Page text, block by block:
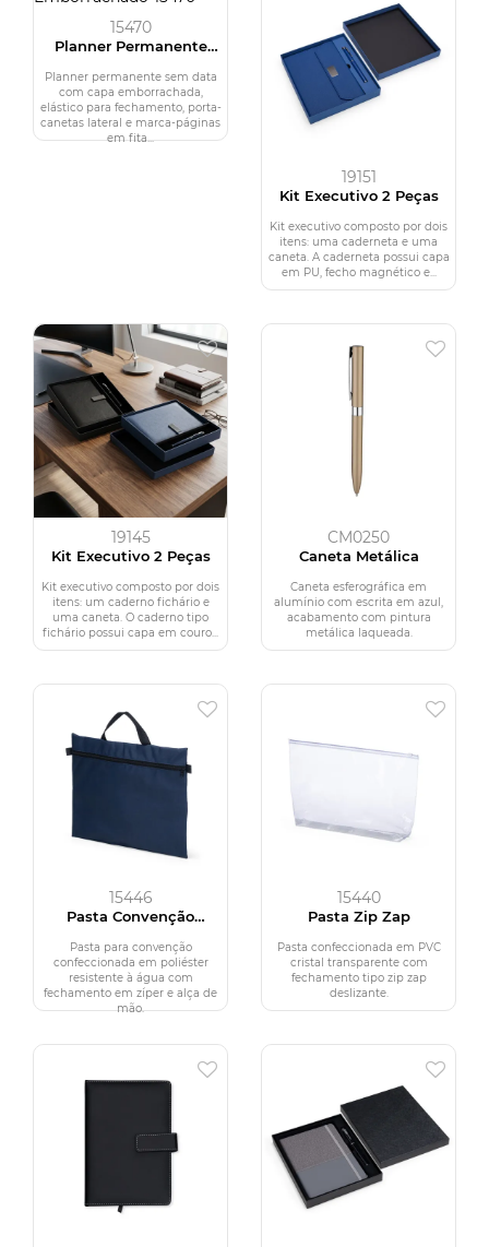
15470
Planner Permanente
Planner permanente sem data
com capa emborrachada,
elástico para fechamento, porta-
canetas lateral e marca-páginas
em fita...
19151
Kit Executivo 2 Peças
Kit executivo composto por dois
itens: uma caderneta e uma
caneta. A caderneta possui capa
em PU, fecho magnético e...
19145
Kit Executivo 2 Peças
Kit executivo composto por dois
itens: um caderno fichário e
uma caneta. O caderno tipo
fichário possui capa em couro...
CM0250
Caneta Metálica
Caneta esferográfica em
alumínio com escrita em azul,
acabamento com pintura
metálica laqueada.
15446
Pasta Convenção
Pasta para convenção
confeccionada em poliéster
resistente à água com
fechamento em zíper e alça de
mão.
15440
Pasta Zip Zap
Pasta confeccionada em PVC
cristal transparente com
fechamento tipo zip zap
deslizante.